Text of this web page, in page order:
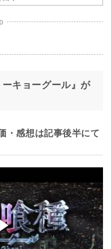
キョーグール』が
・感想は記事後半にて